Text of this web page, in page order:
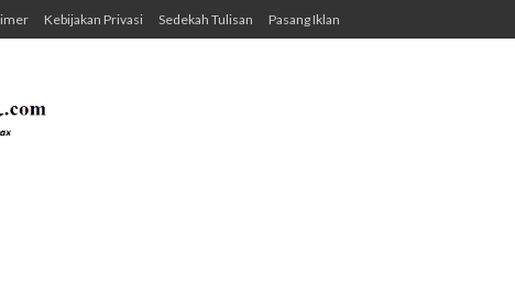
Kebijakan Privasi Sedekah Tulisan Pasang Iklan